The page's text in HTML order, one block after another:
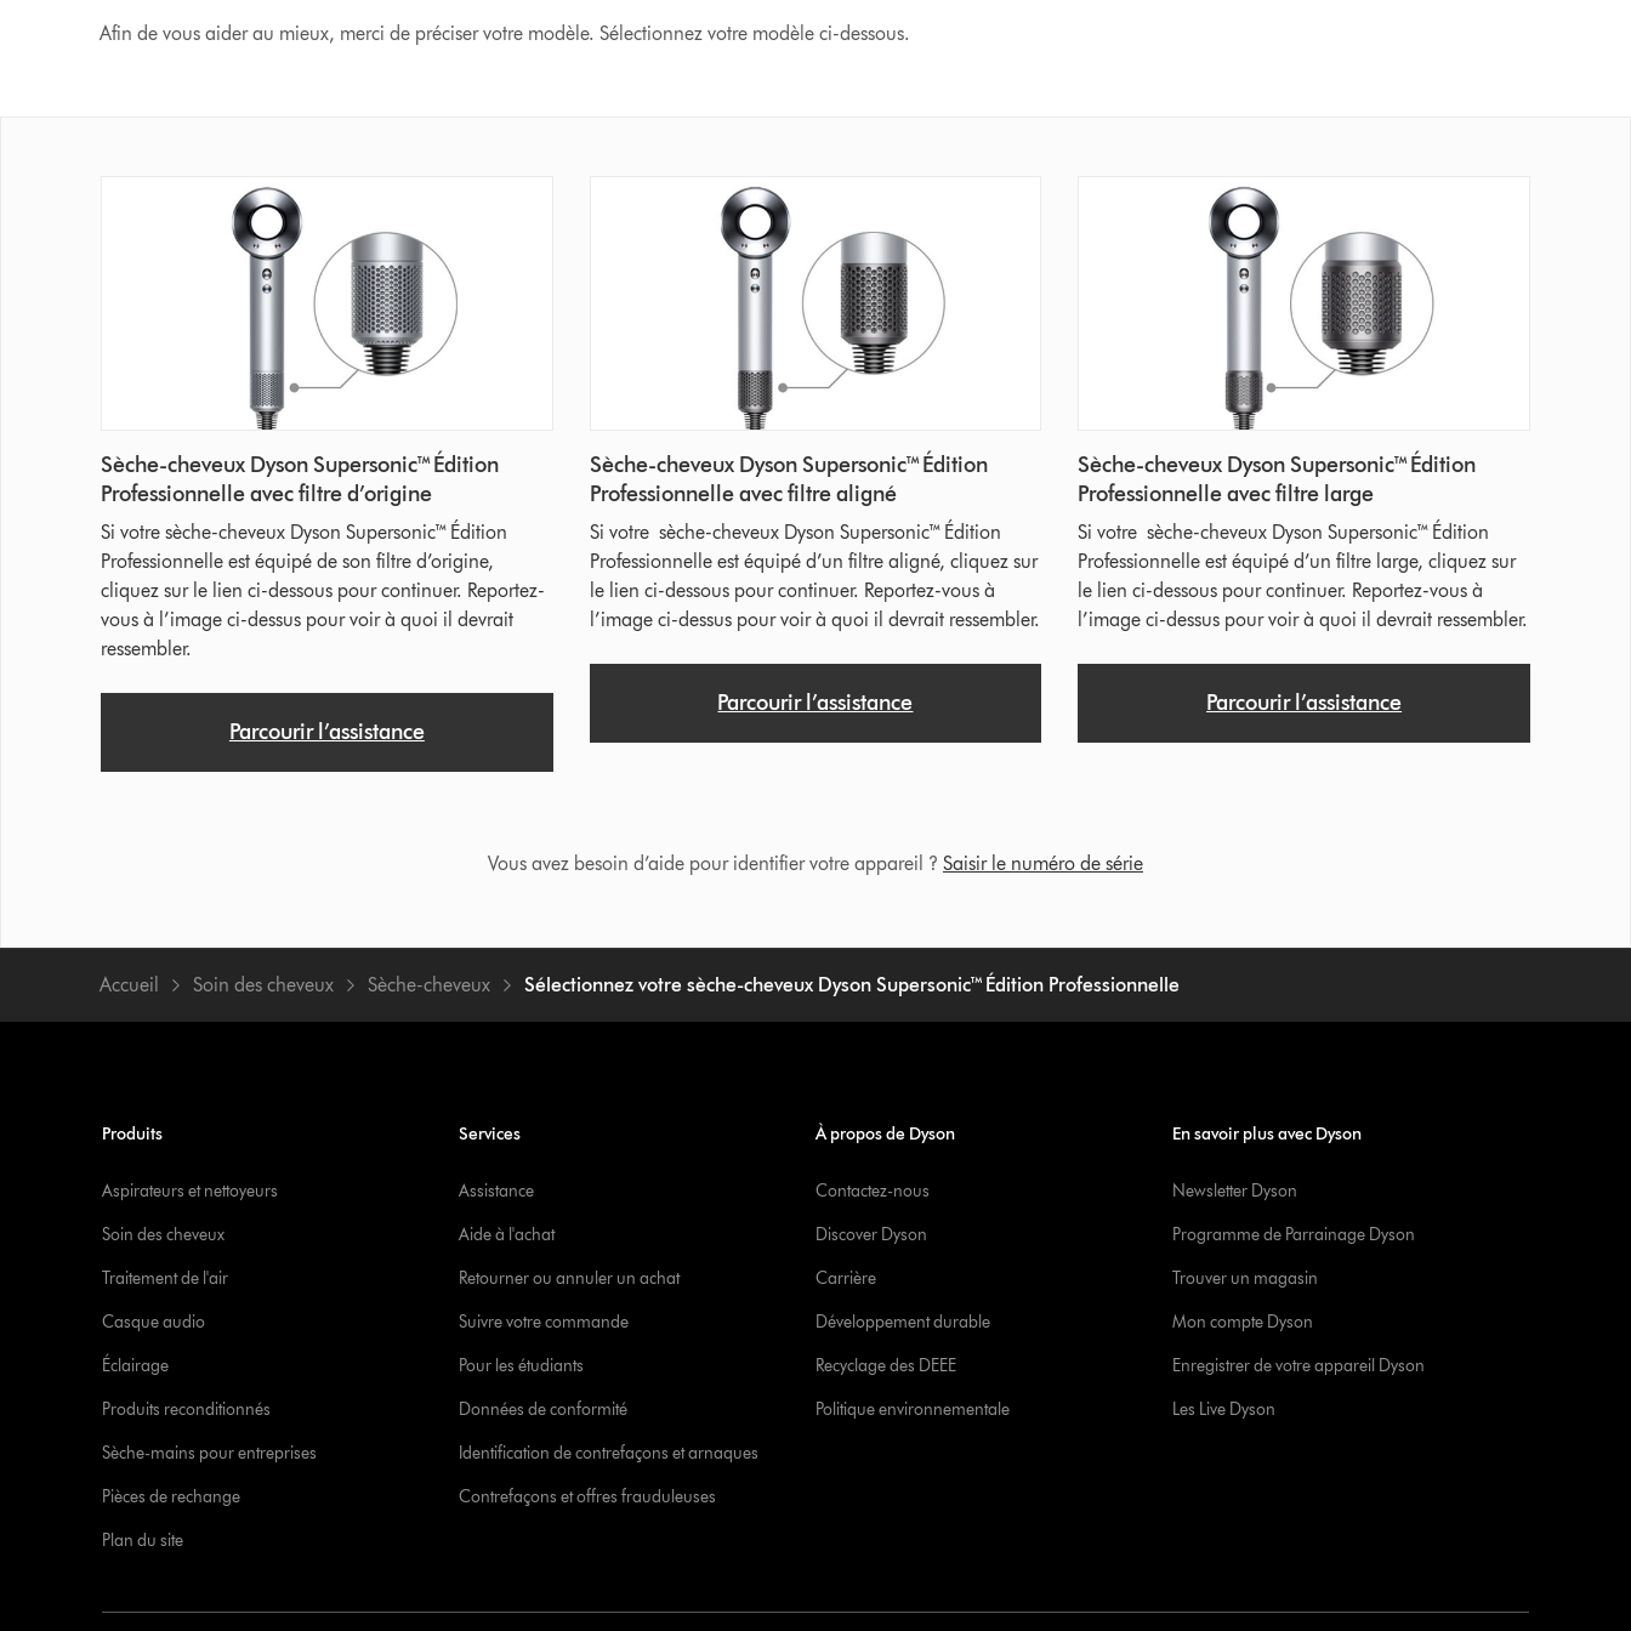
Afin de vous aider au mieux, merci de préciser votre modèle. Sélectionnez votre modèle ci-dessous.
Sèche-cheveux Dyson Supersonic™ Édition
Professionnelle avec filtre d’origine
Si votre sèche-cheveux Dyson Supersonic™ Édition
Professionnelle est équipé de son filtre d’origine,
cliquez sur le lien ci-dessous pour continuer. Reportez-
vous à l’image ci-dessus pour voir à quoi il devrait
ressembler.
Parcourir l’assistance
Sèche-cheveux Dyson Supersonic™ Édition
Professionnelle avec filtre aligné
Si votre sèche-cheveux Dyson Supersonic™ Édition
Professionnelle est équipé d’un filtre aligné, cliquez sur
le lien ci-dessous pour continuer. Reportez-vous à
l’image ci-dessus pour voir à quoi il devrait ressembler.
Parcourir l’assistance
Sèche-cheveux Dyson Supersonic™ Édition
Professionnelle avec filtre large
Si votre sèche-cheveux Dyson Supersonic™ Édition
Professionnelle est équipé d’un filtre large, cliquez sur
le lien ci-dessous pour continuer. Reportez-vous à
l’image ci-dessus pour voir à quoi il devrait ressembler.
Parcourir l’assistance
Vous avez besoin d’aide pour identifier votre appareil ? Saisir le numéro de série
Accueil Soin des cheveux Sèche-cheveux Sélectionnez votre sèche-cheveux Dyson Supersonic™ Édition Professionnelle
Produits
Aspirateurs et nettoyeurs
Soin des cheveux
Traitement de l'air
Casque audio
Éclairage
Produits reconditionnés
Sèche-mains pour entreprises
Pièces de rechange
Plan du site
Services
Assistance
Aide à l'achat
Retourner ou annuler un achat
Suivre votre commande
Pour les étudiants
Données de conformité
Identification de contrefaçons et arnaques
Contrefaçons et offres frauduleuses
À propos de Dyson
Contactez-nous
Discover Dyson
Carrière
Développement durable
Recyclage des DEEE
Politique environnementale
En savoir plus avec Dyson
Newsletter Dyson
Programme de Parrainage Dyson
Trouver un magasin
Mon compte Dyson
Enregistrer de votre appareil Dyson
Les Live Dyson